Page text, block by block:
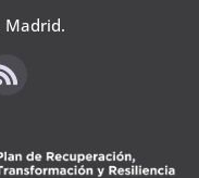
Madrid.